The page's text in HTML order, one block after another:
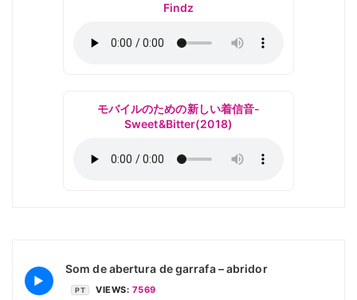
Findz
モバイルのための新しい着信音-
Sweet&Bitter(2018)
▶
Som de abertura de garrafa – abridor
PT VIEWS: 7569